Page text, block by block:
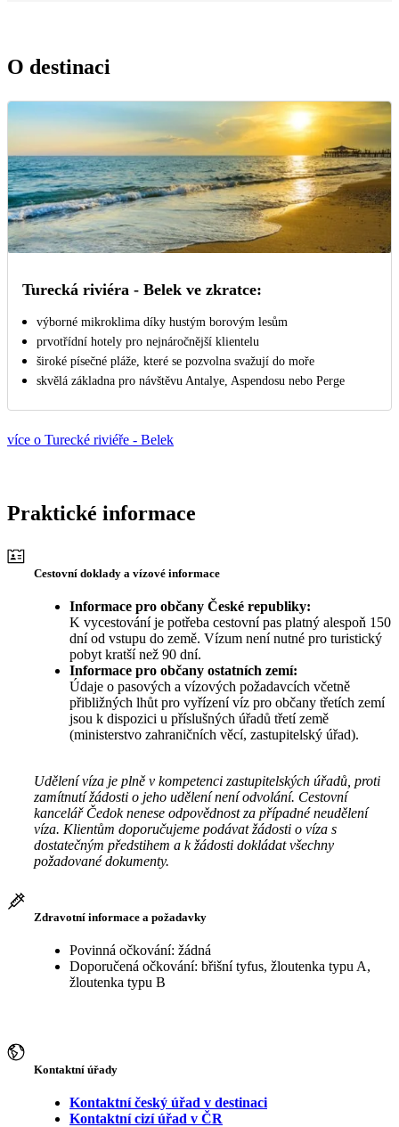
O destinaci
Turecká riviéra - Belek ve zkratce:
výborné mikroklima díky hustým borovým lesům
prvotřídní hotely pro nejnáročnější klientelu
široké písečné pláže, které se pozvolna svažují do moře
skvělá základna pro návštěvu Antalye, Aspendosu nebo Perge
více o Turecké riviéře - Belek
Praktické informace
Cestovní doklady a vízové informace
Informace pro občany České republiky:
K vycestování je potřeba cestovní pas platný alespoň 150
dní od vstupu do země. Vízum není nutné pro turistický
pobyt kratší než 90 dní.
Informace pro občany ostatních zemí:
Údaje o pasových a vízových požadavcích včetně
přibližných lhůt pro vyřízení víz pro občany třetích zemí
jsou k dispozici u příslušných úřadů třetí země
(ministerstvo zahraničních věcí, zastupitelský úřad).
Udělení víza je plně v kompetenci zastupitelských úřadů, proti
zamítnutí žádosti o jeho udělení není odvolání. Cestovní
kancelář Čedok nenese odpovědnost za případné neudělení
víza. Klientům doporučujeme podávat žádosti o víza s
dostatečným předstihem a k žádosti dokládat všechny
požadované dokumenty.
Zdravotní informace a požadavky
Povinná očkování: žádná
Doporučená očkování: břišní tyfus, žloutenka typu A,
žloutenka typu B
Kontaktní úřady
Kontaktní český úřad v destinaci
Kontaktní cizí úřad v ČR